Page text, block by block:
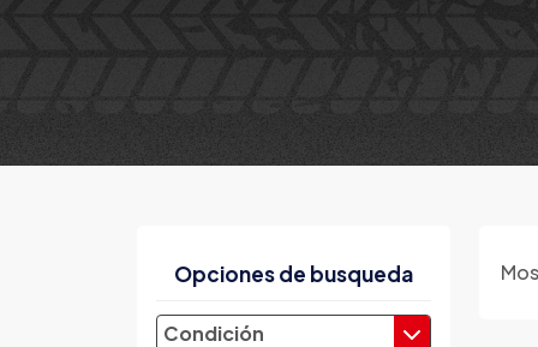
Opciones de busqueda
Condición